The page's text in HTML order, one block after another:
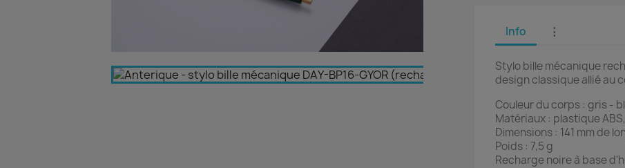
Info ⋮
Stylo bille mécanique
design classique allié au
Couleur du corps : gris -
Matériaux : plastique
Dimensions : 141 mm de
Poids : 7,5 g
Recharge noire à base